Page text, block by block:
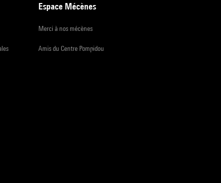
Espace Mécènes
Merci à nos mécènes
Amis du Centre Pompidou